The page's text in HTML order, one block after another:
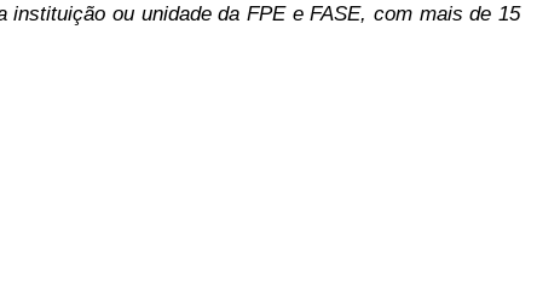
ou unidade da FPE e FASE, com mais de 15